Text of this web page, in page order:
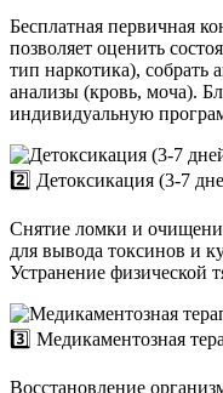
Бесплатная первичная
позволяет оценить
тип наркотика), собрать
анализы (кровь, моча).
индивидуальную
2️⃣ Детоксикация (3-7
Снятие ломки и
для вывода токсинов и
Устранение физической
3️⃣ Медикаментозная
Восстановление